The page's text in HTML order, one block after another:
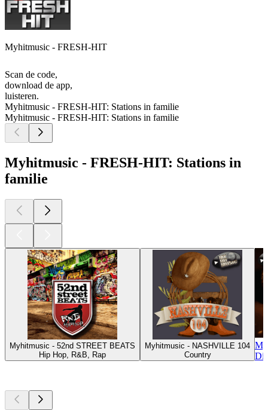
Myhitmusic - FRESH-HIT
Scan de code,
download de app,
luisteren.
Myhitmusic - FRESH-HIT: Stations in familie
Myhitmusic - FRESH-HIT: Stations in familie
Myhitmusic - FRESH-HIT: Stations in
familie
Myhitmusic - 52nd STREET BEATS
Hip Hop, R&B, Rap
Myhitmusic - NASHVILLE 104
Country